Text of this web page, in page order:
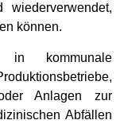
können.
kommunale
Anlagen zur
Abfällen